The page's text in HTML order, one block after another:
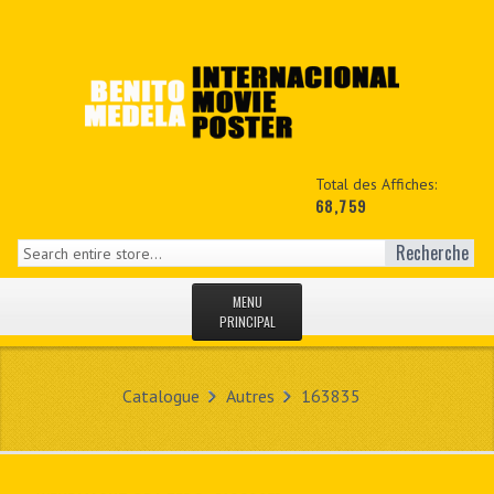
Total des Affiches:
68,759
Recherche
MENU
PRINCIPAL
MON COPTE
Catalogue Autres 163835